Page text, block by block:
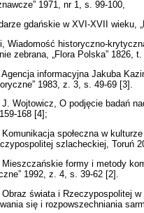
1971, nr 1, s. 99-100,
gdańskie w XVI-XVII wieku,
Wiadomość historyczno-
zebrana, „Flora Polska” 1826,
informacyjna Jakuba
1983, z. 3, s. 49-69 [3].
Wojtowicz, O podjęcie badań
168 [4];
społeczna w
szlacheckiej, Toruń
formy i metody
1992, z. 4, s. 39-62 [2].
świata i Rzeczypospolitej
się i rozpowszechniania